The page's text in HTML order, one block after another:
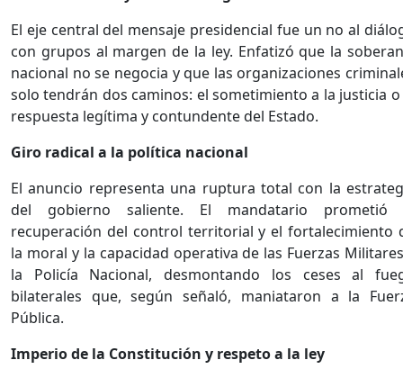
El eje central del mensaje presidencial fue un no al
con grupos al margen de la ley. Enfatizó que la
nacional no se negocia y que las organizaciones
solo tendrán dos caminos: el sometimiento a la justicia o
respuesta legítima y contundente del Estado.
Giro radical a la política nacional
El anuncio representa una ruptura total con la
del gobierno saliente. El mandatario prometió
recuperación del control territorial y el fortalecimiento
la moral y la capacidad operativa de las Fuerzas
la Policía Nacional, desmontando los ceses al
bilaterales que, según señaló, maniataron a la
Pública.
Imperio de la Constitución y respeto a la ley